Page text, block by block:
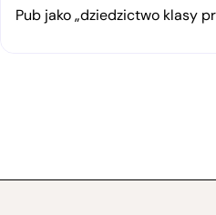
Pub jako „dziedzictwo klasy